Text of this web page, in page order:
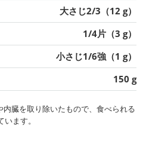
大さじ2/3（12 g）
1/4片（3 g）
小さじ1/6強（1 g）
150 g
臓を取り除いたもので、食べられる
ます。